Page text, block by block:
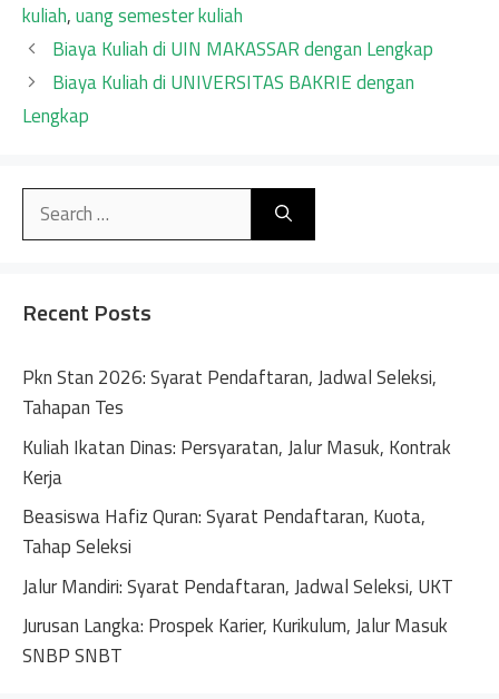
kuliah,uang semester kuliah
Biaya Kuliah di UIN MAKASSAR dengan Lengkap
Biaya Kuliah di UNIVERSITAS BAKRIE dengan
Lengkap
Search
Recent Posts
Pkn Stan 2026: Syarat Pendaftaran, Jadwal Seleksi,
Tahapan Tes
Kuliah Ikatan Dinas: Persyaratan, Jalur Masuk, Kontrak
Kerja
Beasiswa Hafiz Quran: Syarat Pendaftaran, Kuota,
Tahap Seleksi
Jalur Mandiri: Syarat Pendaftaran, Jadwal Seleksi, UKT
Jurusan Langka: Prospek Karier, Kurikulum, Jalur Masuk
SNBP SNBT